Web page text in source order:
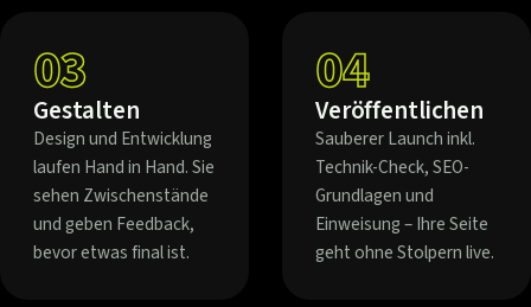
03
Gestalten
Design und Entwicklung
laufen Hand in Hand. Sie
sehen Zwischenstände
und geben Feedback,
bevor etwas final ist.
04
Veröffentlichen
Sauberer Launch inkl.
Technik-Check, SEO-
Grundlagen und
Einweisung – Ihre Seite
geht ohne Stolpern live.